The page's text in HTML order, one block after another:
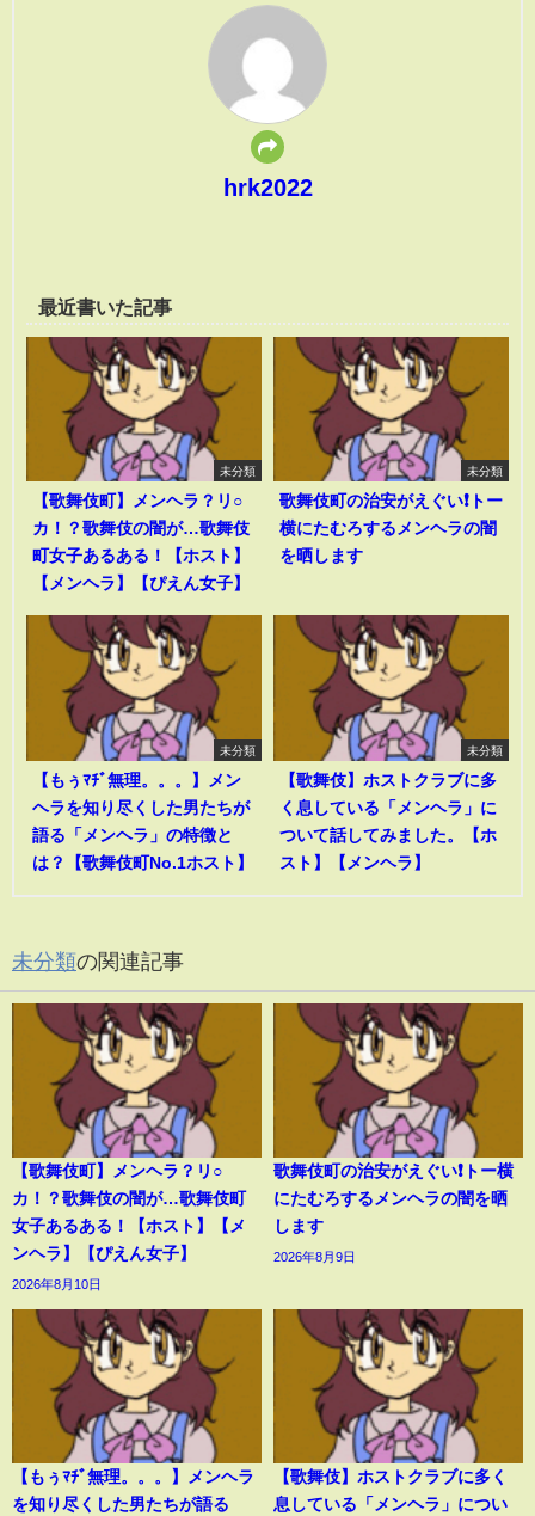
hrk2022
最近書いた記事
未分類
【歌舞伎町】メンヘラ？リ○
カ！？歌舞伎の闇が…歌舞伎
町女子あるある！【ホスト】
【メンヘラ】【ぴえん女子】
未分類
歌舞伎町の治安がえぐい❗️トー
横にたむろするメンヘラの闇
を晒します
未分類
【もぅﾏﾁﾞ無理。。。】メン
ヘラを知り尽くした男たちが
語る「メンヘラ」の特徴と
は？【歌舞伎町No.1ホスト】
未分類
【歌舞伎】ホストクラブに多
く息している「メンヘラ」に
ついて話してみました。【ホ
スト】【メンヘラ】
未分類の関連記事
【歌舞伎町】メンヘラ？リ○
カ！？歌舞伎の闇が…歌舞伎町
女子あるある！【ホスト】【メ
ンヘラ】【ぴえん女子】
2026年8月10日
歌舞伎町の治安がえぐい❗️トー横
にたむろするメンヘラの闇を晒
します
2026年8月9日
【もぅﾏﾁﾞ無理。。。】メンヘラ
を知り尽くした男たちが語る
【歌舞伎】ホストクラブに多く
息している「メンヘラ」につい